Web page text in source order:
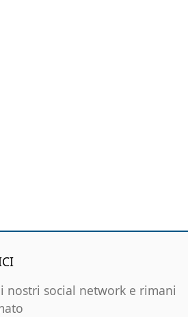
nostri social network e rimani